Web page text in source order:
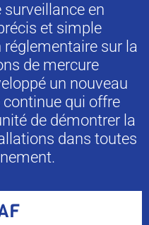
surveillance en
et simple
réglementaire sur la
de mercure
un nouveau
qui offre
de démontrer la
dans toutes